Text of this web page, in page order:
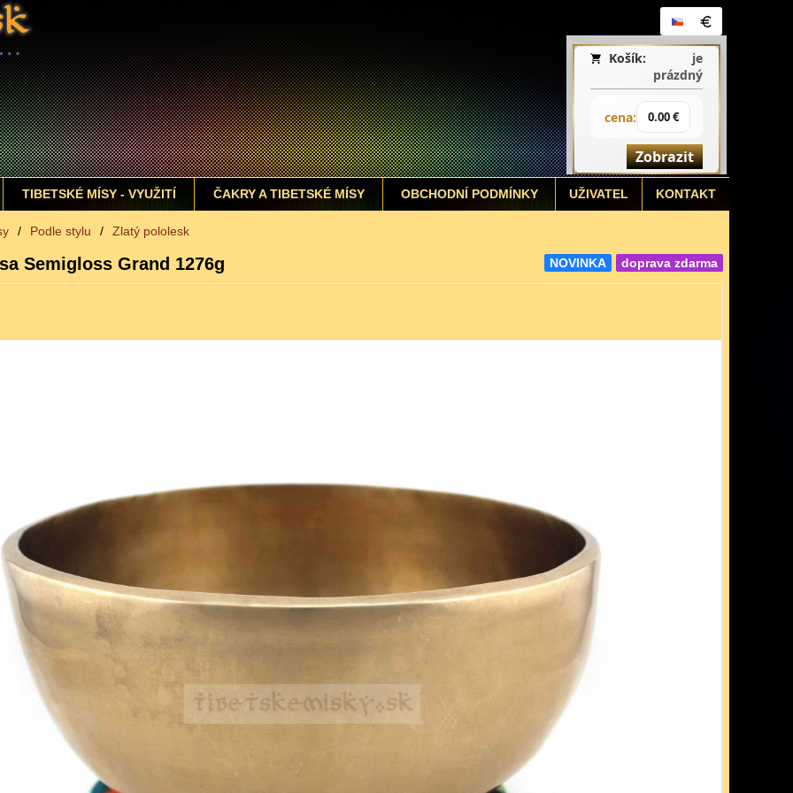
Košík:
je
prázdný
cena: 0.00 €
Zobrazit
TIBETSKÉ MÍSY - VYUŽITÍ ČAKRY A TIBETSKÉ MÍSY OBCHODNÍ PODMÍNKY UŽIVATEL KONTAKT
/ Podle stylu / Zlatý pololesk
doprava zdarma
NOVINKA
Semigloss Grand 1276g